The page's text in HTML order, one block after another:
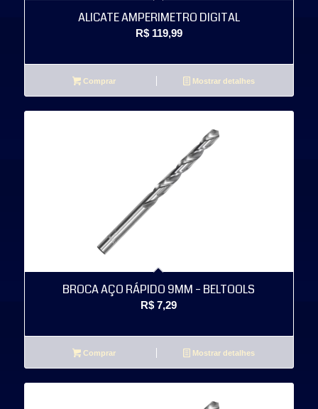
ALICATE AMPERIMETRO DIGITAL
R$119,99
Comprar Mostrar detalhes
BROCA AÇO RÁPIDO 9MM – BELTOOLS
R$ 7,29
Comprar Mostrar detalhes